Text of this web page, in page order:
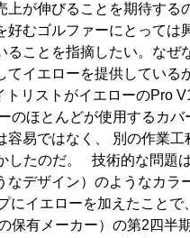
が伸びることを期待す
むゴルファーにとっては
ことを指摘したい。な
イエローを提供してい
リストがイエローのPro
ほとんどが使用するカ
易ではなく、 別の作業
たのだ。 技術的な問題
デザイン）のようなカ
イエローを加えたこと
有メーカー）の第2四半